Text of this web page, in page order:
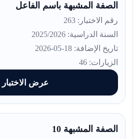
الصفة المشبهة باسم الفاعل
رقم الاختبار: 263
السنة الدراسية: 2025/2026
تاريخ الإضافة: 18-05-2026
الزيارات: 46
عرض الاختبار
الصفة المشبهة 10